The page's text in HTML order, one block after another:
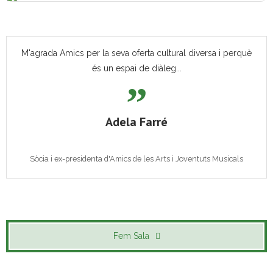
M'agrada Amics per la seva oferta cultural diversa i perquè
és un espai de diàleg...
Adela Farré
Sòcia i ex-presidenta d'Amics de les Arts i Joventuts Musicals
Fem Sala